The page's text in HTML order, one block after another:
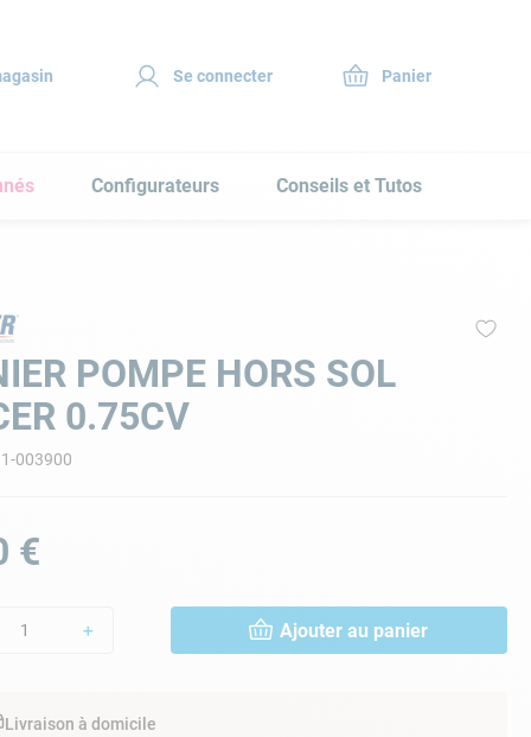
Se connecter
Configurateurs Conseils et Tutos
POMPE HORS SOL
0.75CV
003900
€
＋ Ajouter au panier
Livraison à domicile